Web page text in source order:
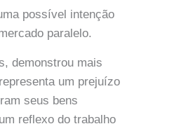
possível intenção
paralelo.
demonstrou mais
um prejuízo
seus bens
reflexo do trabalho